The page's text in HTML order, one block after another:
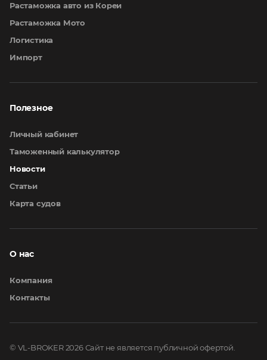
Растаможка авто из Кореи
Растаможка Мото
Логистика
Импорт
Полезное
Личный кабинет
Таможенный калькулятор
Новости
Статьи
Карта судов
О нас
Компания
Контакты
© VL-BROKER 2026Сайт не является публичной офертой.